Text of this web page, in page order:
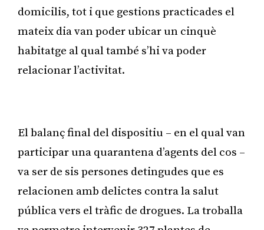
domicilis, tot i que gestions practicades el
mateix dia van poder ubicar un cinquè
habitatge al qual també s’hi va poder
relacionar l’activitat.
El balanç final del dispositiu – en el qual van
participar una quarantena d’agents del cos –
va ser de sis persones detingudes que es
relacionen amb delictes contra la salut
pública vers el tràfic de drogues. La troballa